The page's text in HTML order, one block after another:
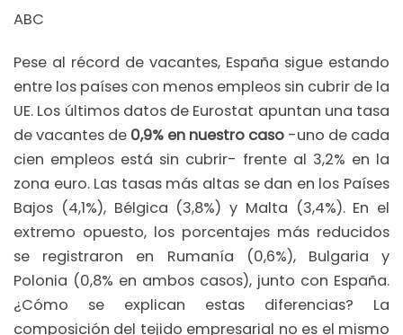
ABC
Pese al récord de vacantes, España sigue estando
entre los países con menos empleos sin cubrir de la
UE. Los últimos datos de Eurostat apuntan una tasa
de vacantes de 0,9% en nuestro caso -uno de cada
cien empleos está sin cubrir- frente al 3,2% en la
zona euro. Las tasas más altas se dan en los Países
Bajos (4,1%), Bélgica (3,8%) y Malta (3,4%). En el
extremo opuesto, los porcentajes más reducidos
se registraron en Rumanía (0,6%), Bulgaria y
Polonia (0,8% en ambos casos), junto con España.
¿Cómo se explican estas diferencias? La
composición del tejido empresarial no es el mismo